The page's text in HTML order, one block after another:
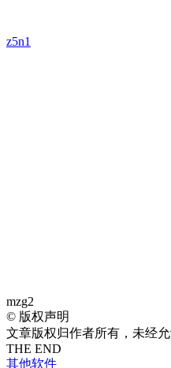
z5n1
mzg2
© 版权声明
文章版权归作者所有，未经允
THE END
其他软件